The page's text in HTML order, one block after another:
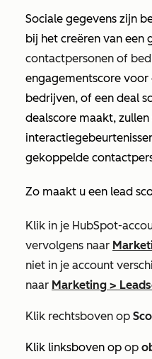
Sociale gegevens zijn
bij het creëren van een
contactpersonen of
engagementscore
bedrijven, of een deal
dealscore maakt, zullen
gekoppelde
Zo maakt u een lead
Klik in je HubSpot-
vervolgens naar
niet in je account
naar Marketing >
Klik rechtsboven op
Klik linksboven op op